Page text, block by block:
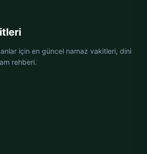
için en güncel namaz vakitleri, dini
rehberi.